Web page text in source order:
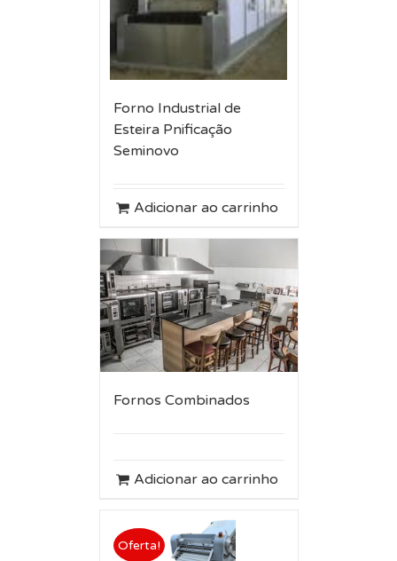
Forno Industrial de
Esteira Pnificação
Seminovo
Adicionar ao carrinho
Fornos Combinados
Adicionar ao carrinho
Oferta!